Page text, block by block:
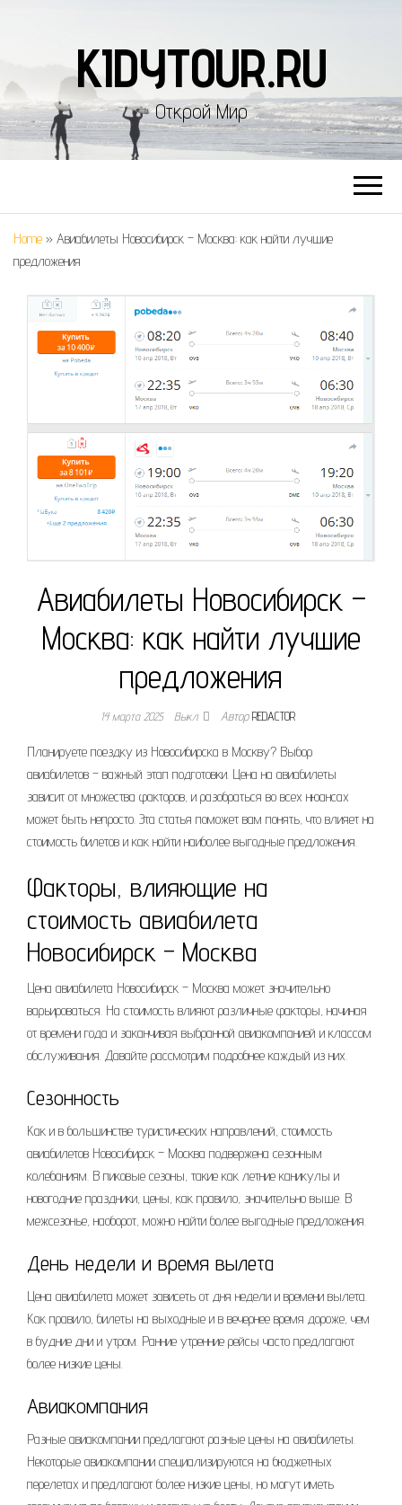
KIDYTOUR.RU
Открой Мир
Home » Авиабилеты Новосибирск – Москва: как найти лучшие
предложения
Авиабилеты Новосибирск –
Москва: как найти лучшие
предложения
14 марта 2025 Выкл. АвторREDACTOR
Планируете поездку из Новосибирска в Москву? Выбор
авиабилетов – важный этап подготовки. Цена на авиабилеты
зависит от множества факторов, и разобраться во всех нюансах
может быть непросто. Эта статья поможет вам понять, что влияет на
стоимость билетов и как найти наиболее выгодные предложения.
Факторы, влияющие на
стоимость авиабилета
Новосибирск – Москва
Цена авиабилета Новосибирск – Москва может значительно
варьироваться. На стоимость влияют различные факторы, начиная
от времени года и заканчивая выбранной авиакомпанией и классом
обслуживания. Давайте рассмотрим подробнее каждый из них.
Сезонность
Как и в большинстве туристических направлений, стоимость
авиабилетов Новосибирск – Москва подвержена сезонным
колебаниям. В пиковые сезоны, такие как летние каникулы и
новогодние праздники, цены, как правило, значительно выше. В
межсезонье, наоборот, можно найти более выгодные предложения.
День недели и время вылета
Цена авиабилета может зависеть от дня недели и времени вылета.
Как правило, билеты на выходные и в вечернее время дороже, чем
в будние дни и утром. Ранние утренние рейсы часто предлагают
более низкие цены.
Авиакомпания
Разные авиакомпании предлагают разные цены на авиабилеты.
Некоторые авиакомпании специализируются на бюджетных
перелетах и предлагают более низкие цены, но могут иметь